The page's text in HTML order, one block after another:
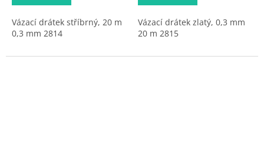
Vázací drátek stříbrný, 20 m
0,3 mm 2814
Vázací drátek zlatý, 0,3 mm
20 m 2815